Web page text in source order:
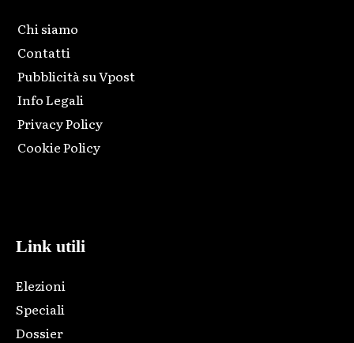
Chi siamo
Contatti
Pubblicità su Vpost
Info Legali
Privacy Policy
Cookie Policy
Link utili
Elezioni
Speciali
Dossier